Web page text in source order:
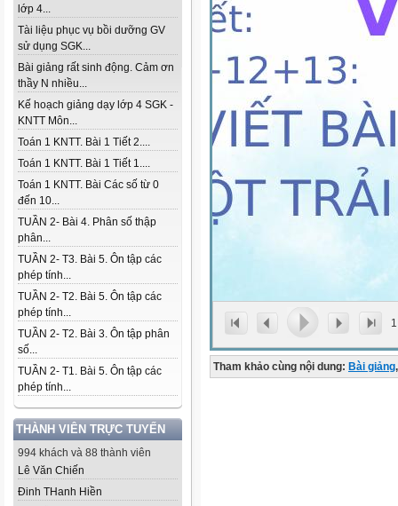
lớp 4...
Tài liệu phục vụ bồi dưỡng GV
sử dụng SGK...
Bài giảng rất sinh động. Cảm ơn
thầy N nhiều...
Kế hoạch giảng dạy lớp 4 SGK -
KNTT Môn...
Toán 1 KNTT. Bài 1 Tiết 2....
Toán 1 KNTT. Bài 1 Tiết 1....
Toán 1 KNTT. Bài Các số từ 0
đến 10...
TUẦN 2- Bài 4. Phân số thập
phân...
TUẦN 2- T3. Bài 5. Ôn tập các
phép tính...
TUẦN 2- T2. Bài 5. Ôn tập các
phép tính...
TUẦN 2- T2. Bài 3. Ôn tập phân
số...
TUẦN 2- T1. Bài 5. Ôn tập các
phép tính...
THÀNH VIÊN TRỰC TUYẾN
994 khách và 88 thành viên
Lê Văn Chiến
Đinh THanh Hiền
1
Tham khảo cùng nội dung: Bài giảng,